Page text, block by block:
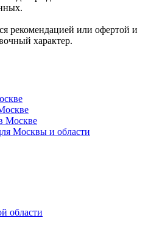
рекомендацией или офертой и
характер.
Москве
Москвы и области
области